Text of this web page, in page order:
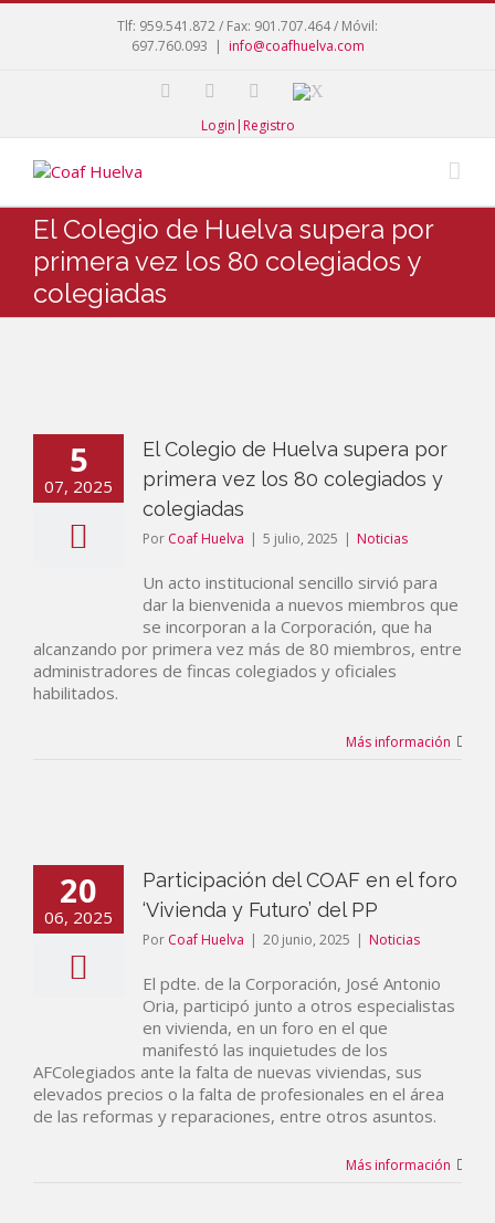
Tlf: 959.541.872 / Fax: 901.707.464 / Móvil:
697.760.093 | info@coafhuelva.com
Login|Registro
El Colegio de Huelva supera por
primera vez los 80 colegiados y
colegiadas
5
07, 2025
El Colegio de Huelva supera por
primera vez los 80 colegiados y
colegiadas
Por Coaf Huelva | 5 julio, 2025 | Noticias
Un acto institucional sencillo sirvió para
dar la bienvenida a nuevos miembros que
se incorporan a la Corporación, que ha
alcanzando por primera vez más de 80 miembros, entre
administradores de fincas colegiados y oficiales
habilitados.
Más información
20
06, 2025
Participación del COAF en el foro
‘Vivienda y Futuro’ del PP
Por Coaf Huelva | 20 junio, 2025 | Noticias
El pdte. de la Corporación, José Antonio
Oria, participó junto a otros especialistas
en vivienda, en un foro en el que
manifestó las inquietudes de los
AFColegiados ante la falta de nuevas viviendas, sus
elevados precios o la falta de profesionales en el área
de las reformas y reparaciones, entre otros asuntos.
Más información